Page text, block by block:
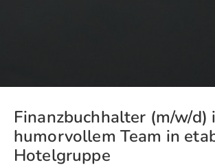
Finanzbuchhalter (m/w/d)
humorvollem Team in
Hotelgruppe